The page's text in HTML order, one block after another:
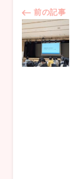
投
稿
ナ
前の記事